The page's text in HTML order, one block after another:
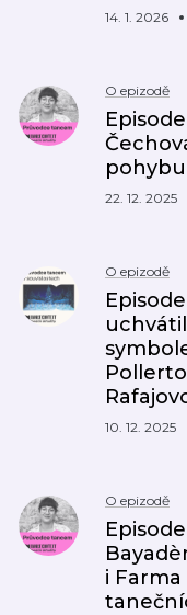
14. 1. 2026
O epizodě
22. 12. 2025
O epizodě
10. 12. 2025
O epizodě
i Farma